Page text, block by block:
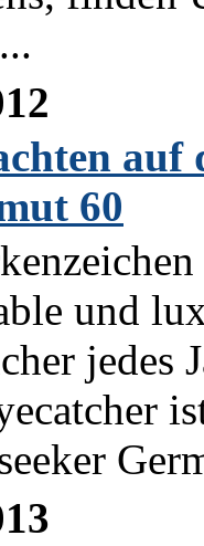
auf
60
und
jedes